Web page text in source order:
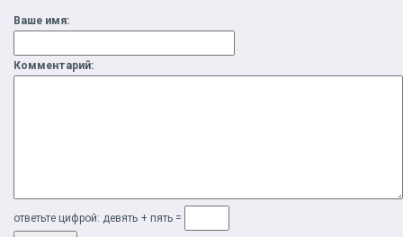
Ваше имя:
Комментарий:
ответьте цифрой: дeвять + пять =